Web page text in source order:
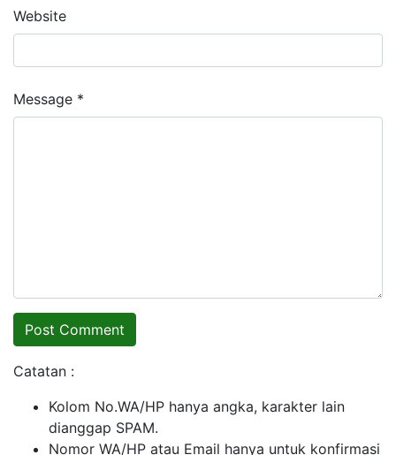
Website
Message *
Catatan :
Kolom No.WA/HP hanya angka, karakter lain
dianggap SPAM.
Nomor WA/HP atau Email hanya untuk konfirmasi